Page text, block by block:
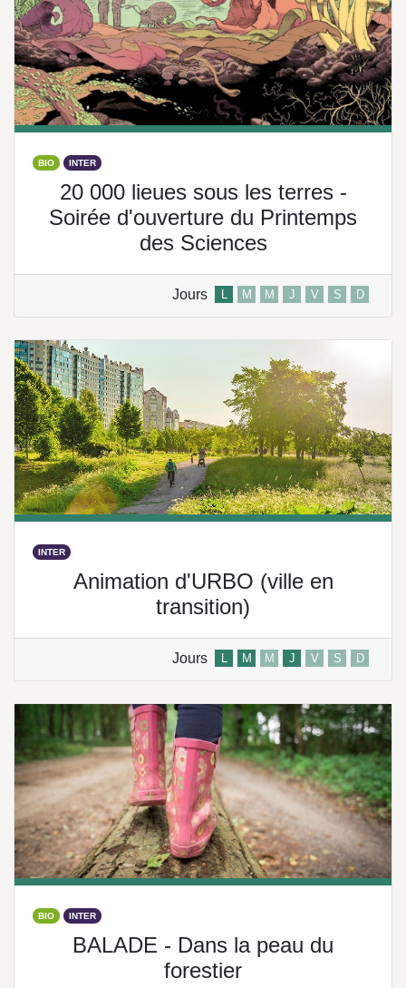
BIO INTER
20 000 lieues sous les terres -
Soirée d'ouverture du Printemps
des Sciences
Jours L M M J V S D
INTER
Animation d'URBO (ville en
transition)
Jours L M M J V S D
BIO INTER
BALADE - Dans la peau du
forestier